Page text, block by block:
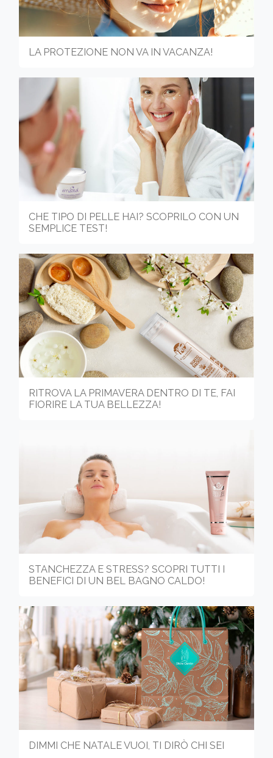
LA PROTEZIONE NON VA IN VACANZA!
CHE TIPO DI PELLE HAI? SCOPRILO CON UN
SEMPLICE TEST!
RITROVA LA PRIMAVERA DENTRO DI TE, FAI
FIORIRE LA TUA BELLEZZA!
STANCHEZZA E STRESS? SCOPRI TUTTI I
BENEFICI DI UN BEL BAGNO CALDO!
DIMMI CHE NATALE VUOI, TI DIRÒ CHI SEI